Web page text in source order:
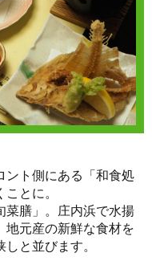
ント側にある「和食処
とに。
菜膳」。庄内浜で水揚
地元産の新鮮な食材を
と並びます。